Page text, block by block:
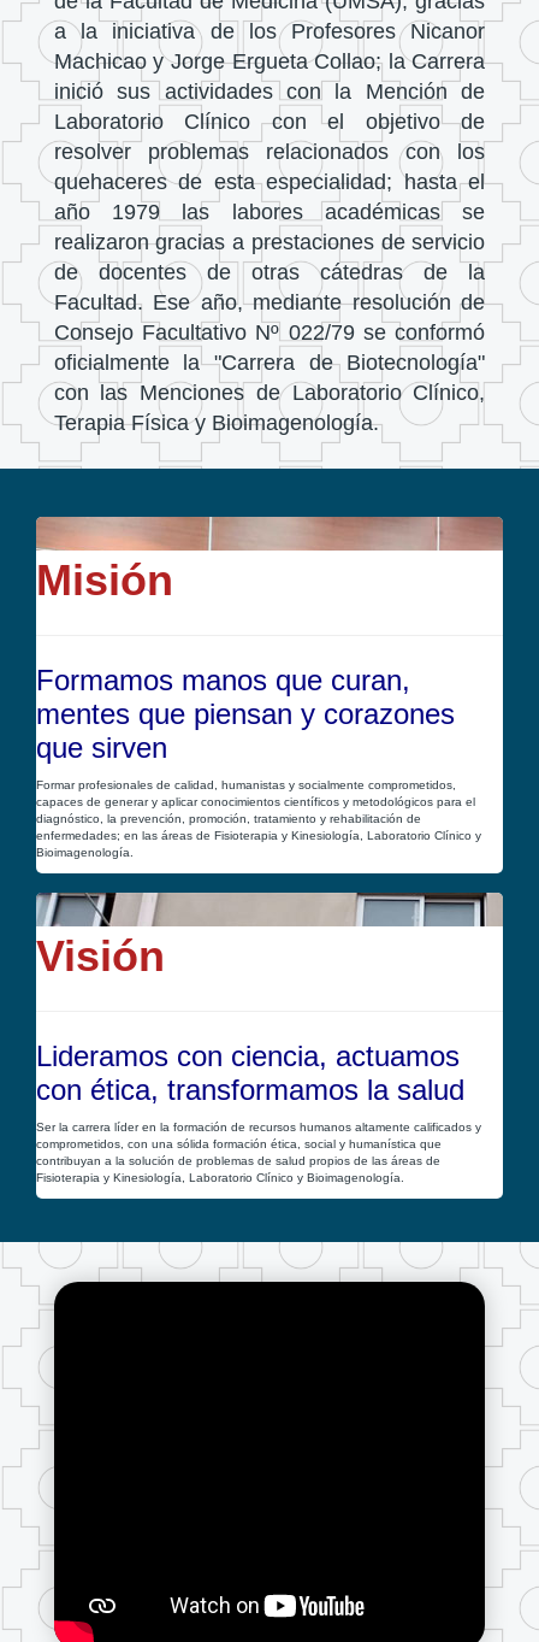
a la iniciativa de los Profesores Nicanor
Machicao y Jorge Ergueta Collao; la Carrera
inició sus actividades con la Mención de
Laboratorio Clínico con el objetivo de
resolver problemas relacionados con los
quehaceres de esta especialidad; hasta el
año 1979 las labores académicas se
realizaron gracias a prestaciones de servicio
de docentes de otras cátedras de la
Facultad. Ese año, mediante resolución de
Consejo Facultativo Nº 022/79 se conformó
oficialmente la "Carrera de Biotecnología"
con las Menciones de Laboratorio Clínico,
Terapia Física y Bioimagenología.
Misión
Formamos manos que curan,
mentes que piensan y corazones
que sirven
Formar profesionales de calidad, humanistas y socialmente comprometidos,
capaces de generar y aplicar conocimientos científicos y metodológicos para el
diagnóstico, la prevención, promoción, tratamiento y rehabilitación de
enfermedades; en las áreas de Fisioterapia y Kinesiología, Laboratorio Clínico y
Bioimagenología.
Visión
Lideramos con ciencia, actuamos
con ética, transformamos la salud
Ser la carrera líder en la formación de recursos humanos altamente calificados y
comprometidos, con una sólida formación ética, social y humanística que
contribuyan a la solución de problemas de salud propios de las áreas de
Fisioterapia y Kinesiología, Laboratorio Clínico y Bioimagenología.